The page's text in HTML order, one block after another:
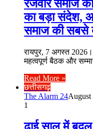
रजवार समाज
का बड़ा संदेश,
समाज की सबसे
रायपुर, 7 अगस्त
महत्वपूर्ण बैठक और
Read More »
छत्तीसगढ़
The Alarm 24August
1
ढाई साल में